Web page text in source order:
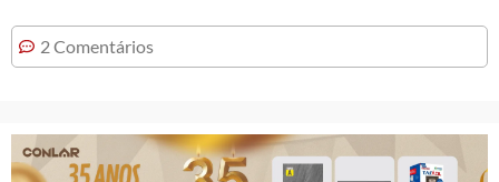
2 Comentários